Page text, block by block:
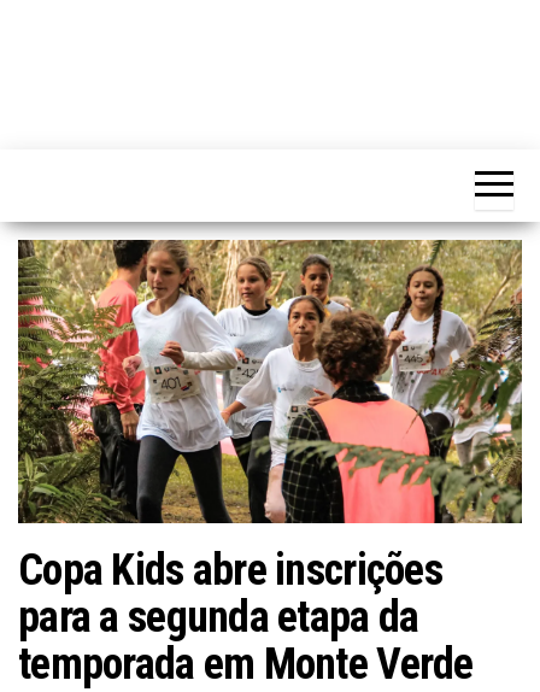
Copa Kids abre inscrições
para a segunda etapa da
temporada em Monte Verde